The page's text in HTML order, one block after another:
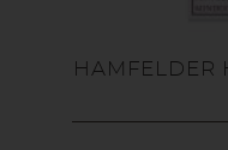
HAMFELDER